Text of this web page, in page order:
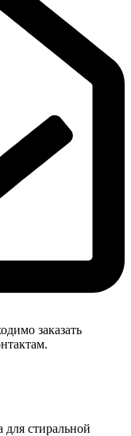
заказать
для стиральной